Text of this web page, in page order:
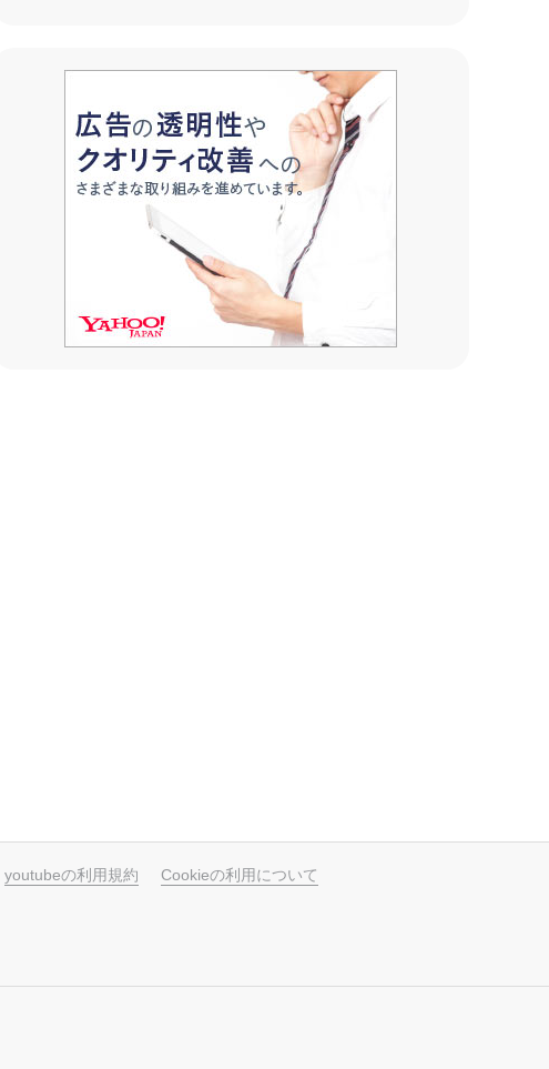
youtubeの利用規約 Cookieの利用について